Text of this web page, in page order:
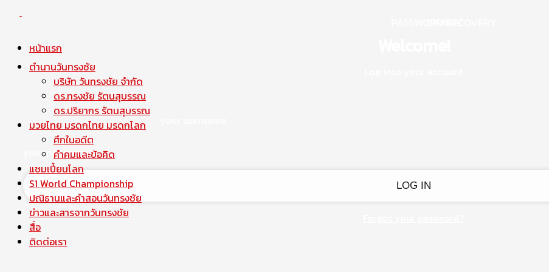
หน้าแรก
ตำนานวันทรงชัย
บริษัท วันทรงชัย จำกัด
ดร.ทรงชัย รัตนสุบรรณ
ดร.ปริยากร รัตนสุบรรณ
มวยไทย มรดกไทย มรดกโลก
ศึกในอดีต
คำคมและข้อคิด
แชมเปี้ยนโลก
S1 World Championship
ปณิธานและคำสอนวันทรงชัย
ข่าวและสารจากวันทรงชัย
สื่อ
ติดต่อเรา
your password